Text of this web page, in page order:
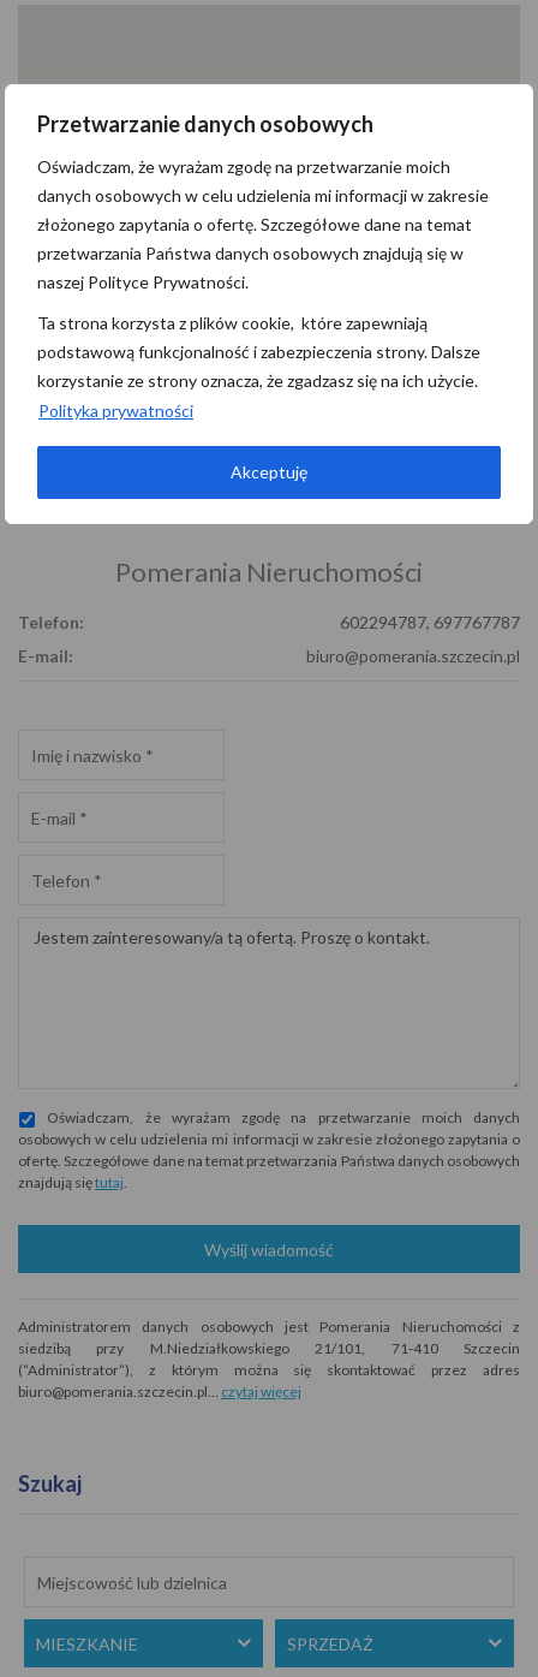
Przetwarzanie danych osobowych
Oświadczam, że wyrażam zgodę na przetwarzanie moich
danych osobowych w celu udzielenia mi informacji w zakresie
złożonego zapytania o ofertę. Szczegółowe dane na temat
przetwarzania Państwa danych osobowych znajdują się w
naszej Polityce Prywatności.
Ta strona korzysta z plików cookie, które zapewniają
podstawową funkcjonalność i zabezpieczenia strony. Dalsze
korzystanie ze strony oznacza, że zgadzasz się na ich użycie.
Polityka prywatności
Akceptuję
Pomerania Nieruchomości
Telefon:
602294787, 697767787
E-mail:
biuro@pomerania.szczecin.pl
Oświadczam, że wyrażam zgodę na przetwarzanie moich danych
osobowych w celu udzielenia mi informacji w zakresie złożonego zapytania o
ofertę. Szczegółowe dane na temat przetwarzania Państwa danych osobowych
znajdują siętutaj
Wyślij wiadomość
Administratorem danych osobowych jest Pomerania Nieruchomości z
siedzibą przy M.Niedziałkowskiego 21/101, 71-410 Szczecin
(“Administrator”), z którym można się skontaktować przez adres
biuro@pomerania.szczecin.pl… czytaj więcej
Szukaj
MIESZKANIE SPRZEDAŻ